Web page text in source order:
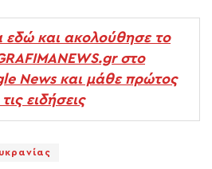
εδώ και ακολούθησε το
στο
News και μάθε πρώτος
ειδήσεις